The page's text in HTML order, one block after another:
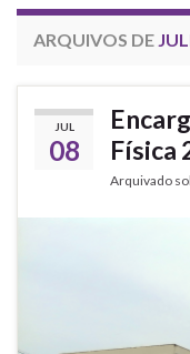
ARQUIVOS DE
JUL
08
Física
Arquivado